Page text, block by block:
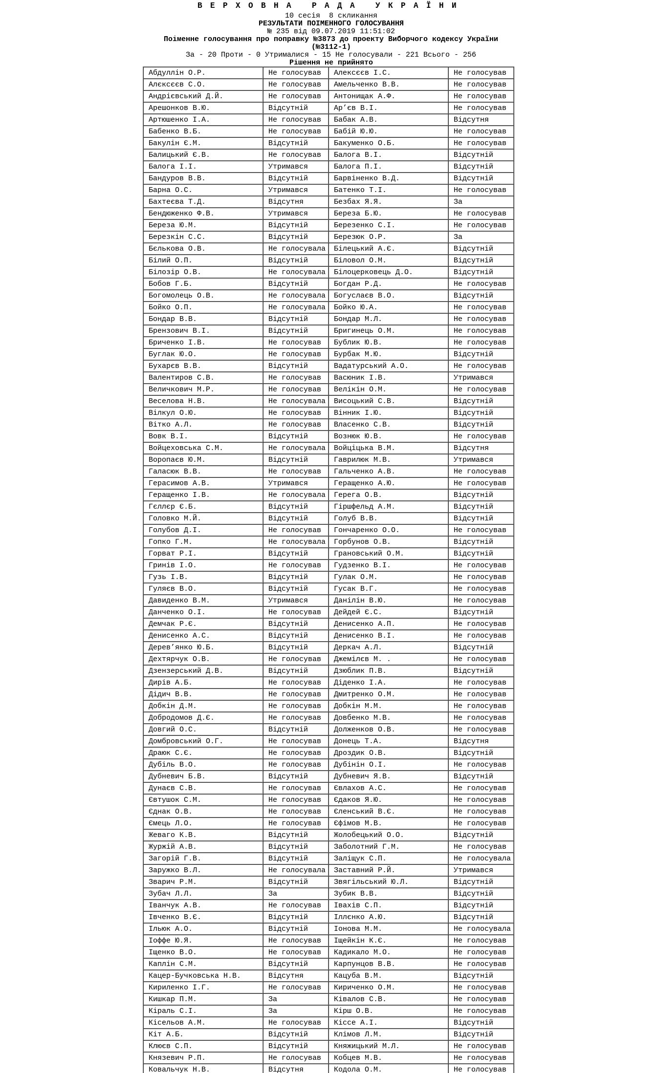
ВЕРХОВНА РАДА УКРАЇНИ
10 сесія 8 скликання
РЕЗУЛЬТАТИ ПОІМЕННОГО ГОЛОСУВАННЯ
№ 235 від 09.07.2019 11:51:02
Поіменне голосування про поправку №3873 до проекту Виборчого кодексу України
(№3112-1)
За - 20 Проти - 0 Утрималися - 15 Не голосували - 221 Всього - 256
Рішення не прийнято
Абдуллін О.Р.
Не голосував Алексєєв І.С.
Не голосував
Алєксєєв С.О.
Не голосував Амельченко В.В.
Не голосував
Андрієвський Д.Й.
Не голосував Антонищак А.Ф.
Не голосував
Арешонков В.Ю.
Відсутній Ар’єв В.І.
Не голосував
Артюшенко І.А.
Не голосував Бабак А.В.
Відсутня
Бабенко В.Б.
Не голосував Бабій Ю.Ю.
Не голосував
Бакулін Є.М.
Відсутній Бакуменко О.Б.
Не голосував
Балицький Є.В.
Не голосував Балога В.І.
Відсутній
Балога І.І.
Утримався Балога П.І.
Відсутній
Бандуров В.В.
Відсутній Барвіненко В.Д.
Відсутній
Барна О.С.
Утримався Батенко Т.І.
Не голосував
Бахтеєва Т.Д.
Відсутня Безбах Я.Я.
За
Бендюженко Ф.В.
Утримався Береза Б.Ю.
Не голосував
Береза Ю.М.
Відсутній Березенко С.І.
Не голосував
Березкін С.С.
Відсутній Березюк О.Р.
За
Бєлькова О.В.
Не голосувала Білецький А.Є.
Відсутній
Білий О.П.
Відсутній Біловол О.М.
Відсутній
Білозір О.В.
Не голосувала Білоцерковець Д.О.
Відсутній
Бобов Г.Б.
Відсутній Богдан Р.Д.
Не голосував
Богомолець О.В.
Не голосувала Богуслаєв В.О.
Відсутній
Бойко О.П.
Не голосувала Бойко Ю.А.
Не голосував
Бондар В.В.
Відсутній Бондар М.Л.
Не голосував
Брензович В.І.
Відсутній Бригинець О.М.
Не голосував
Бриченко І.В.
Не голосував Бублик Ю.В.
Не голосував
Буглак Ю.О.
Не голосував Бурбак М.Ю.
Відсутній
Бухарєв В.В.
Відсутній Вадатурський А.О.
Не голосував
Валентиров С.В.
Не голосував Васюник І.В.
Утримався
Величкович М.Р.
Не голосував Велікін О.М.
Не голосував
Веселова Н.В.
Не голосувала Висоцький С.В.
Відсутній
Вілкул О.Ю.
Не голосував Вінник І.Ю.
Відсутній
Вітко А.Л.
Не голосував Власенко С.В.
Відсутній
Вовк В.І.
Відсутній Вознюк Ю.В.
Не голосував
Войцеховська С.М.
Не голосувала Войціцька В.М.
Відсутня
Воропаєв Ю.М.
Відсутній Гаврилюк М.В.
Утримався
Галасюк В.В.
Не голосував Гальченко А.В.
Не голосував
Герасимов А.В.
Утримався Геращенко А.Ю.
Не голосував
Геращенко І.В.
Не голосувала Герега О.В.
Відсутній
Гєллєр Є.Б.
Відсутній Гіршфельд А.М.
Відсутній
Головко М.Й.
Відсутній Голуб В.В.
Відсутній
Голубов Д.І.
Не голосував Гончаренко О.О.
Не голосував
Гопко Г.М.
Не голосувала Горбунов О.В.
Відсутній
Горват Р.І.
Відсутній Грановський О.М.
Відсутній
Гринів І.О.
Не голосував Гудзенко В.І.
Не голосував
Гузь І.В.
Відсутній Гулак О.М.
Не голосував
Гуляєв В.О.
Відсутній Гусак В.Г.
Не голосував
Давиденко В.М.
Утримався Данілін В.Ю.
Не голосував
Данченко О.І.
Не голосував Дейдей Є.С.
Відсутній
Демчак Р.Є.
Відсутній Денисенко А.П.
Не голосував
Денисенко А.С.
Відсутній Денисенко В.І.
Не голосував
Дерев’янко Ю.Б.
Відсутній Деркач А.Л.
Відсутній
Дехтярчук О.В.
Не голосував Джемілєв М. .
Не голосував
Дзензерський Д.В.
Відсутній Дзюблик П.В.
Відсутній
Дирів А.Б.
Не голосував Діденко І.А.
Не голосував
Дідич В.В.
Не голосував Дмитренко О.М.
Не голосував
Добкін Д.М.
Не голосував Добкін М.М.
Не голосував
Добродомов Д.Є.
Не голосував Довбенко М.В.
Не голосував
Довгий О.С.
Відсутній Долженков О.В.
Не голосував
Домбровський О.Г.
Не голосував Донець Т.А.
Відсутня
Драюк С.Є.
Не голосував Дроздик О.В.
Відсутній
Дубіль В.О.
Не голосував Дубінін О.І.
Не голосував
Дубневич Б.В.
Відсутній Дубневич Я.В.
Відсутній
Дунаєв С.В.
Не голосував Євлахов А.С.
Не голосував
Євтушок С.М.
Не голосував Єдаков Я.Ю.
Не голосував
Єднак О.В.
Не голосував Єленський В.Є.
Не голосував
Ємець Л.О.
Не голосував Єфімов М.В.
Не голосував
Жеваго К.В.
Відсутній Жолобецький О.О.
Відсутній
Журжій А.В.
Відсутній Заболотний Г.М.
Не голосував
Загорій Г.В.
Відсутній Заліщук С.П.
Не голосувала
Заружко В.Л.
Не голосувала Заставний Р.Й.
Утримався
Зварич Р.М.
Відсутній Звягільський Ю.Л.
Відсутній
Зубач Л.Л.
За Зубик В.В.
Відсутній
Іванчук А.В.
Не голосував Івахів С.П.
Відсутній
Івченко В.Є.
Відсутній Іллєнко А.Ю.
Відсутній
Ільюк А.О.
Відсутній Іонова М.М.
Не голосувала
Іоффе Ю.Я.
Не голосував Іщейкін К.Є.
Не голосував
Іщенко В.О.
Не голосував Кадикало М.О.
Не голосував
Каплін С.М.
Відсутній Карпунцов В.В.
Не голосував
Кацер-Бучковська Н.В.
Відсутня Кацуба В.М.
Відсутній
Кириленко І.Г.
Не голосував Кириченко О.М.
Не голосував
Кишкар П.М.
За Ківалов С.В.
Не голосував
Кіраль С.І.
За Кірш О.В.
Не голосував
Кісельов А.М.
Не голосував Кіссе А.І.
Відсутній
Кіт А.Б.
Відсутній Клімов Л.М.
Відсутній
Клюєв С.П.
Відсутній Княжицький М.Л.
Не голосував
Князевич Р.П.
Не голосував Кобцев М.В.
Не голосував
Ковальчук Н.В.
Відсутня Кодола О.М.
Не голосував